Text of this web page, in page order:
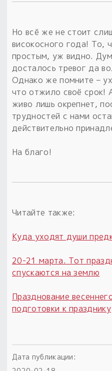
Но всё же не стоит
високосного года! То,
простым, уж видно.
досталось тревог да
Однако же помните –
что отжило своё срок!
живо лишь окрепнет,
трудностей с нами
действительно
На благо!
Читайте также:
Куда уходят души
20-21 марта. Тот
спускаются на землю
Празднование
подготовки к празднику
Дата публикации: